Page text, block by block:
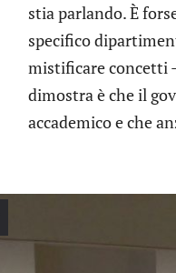
stia parlando. È
specifico
mistificare concetti
dimostra è che il
accademico e che